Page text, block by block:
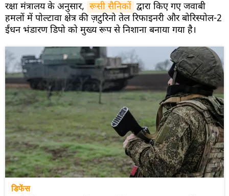
रक्षा मंत्रालय के अनुसार, रूसी सैनिकों द्वारा किए गए जवाबी
हमलों में पोल्टावा क्षेत्र की ज़टुरिनो तेल रिफाइनरी और बोरिस्पोल-2
ईंधन भंडारण डिपो को मुख्य रूप से निशाना बनाया गया है।
डिफेंस